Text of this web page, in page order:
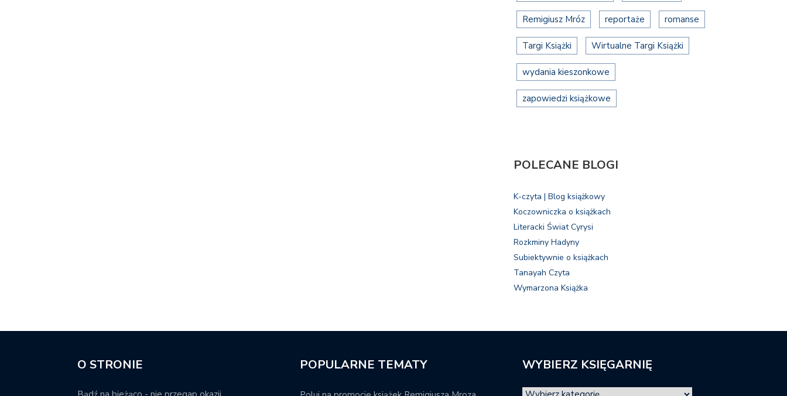
Remigiusz Mróz reportaże romanse
Targi Książki Wirtualne Targi Książki
wydania kieszonkowe
zapowiedzi książkowe
POLECANE BLOGI
K-czyta | Blog książkowy
Koczowniczka o książkach
Literacki Świat Cyrysi
Rozkminy Hadyny
Subiektywnie o książkach
Tanayah Czyta
Wymarzona Książka
O STRONIE POPULARNE TEMATY WYBIERZ KSIĘGARNIĘ